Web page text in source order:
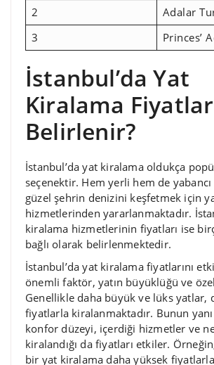
2
Adalar
3
Princes’
İstanbul’da Yat
Kiralama
Belirlenir?
İstanbul’da yat kiralama oldukça
seçenektir. Hem yerli hem de
güzel şehrin denizini keşfetmek için
hizmetlerinden yararlanmaktadır.
kiralama hizmetlerinin fiyatları ise
bağlı olarak belirlenmektedir.
İstanbul’da yat kiralama fiyatlarını
önemli faktör, yatın büyüklüğü ve
Genellikle daha büyük ve lüks yatlar,
fiyatlarla kiralanmaktadır. Bunun yanı
konfor düzeyi, içerdiği hizmetler ve
kiralandığı da fiyatları etkiler.
bir yat kiralama daha yüksek